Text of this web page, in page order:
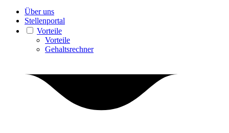
Über uns
Stellenportal
Vorteile
Vorteile
Gehaltsrechner